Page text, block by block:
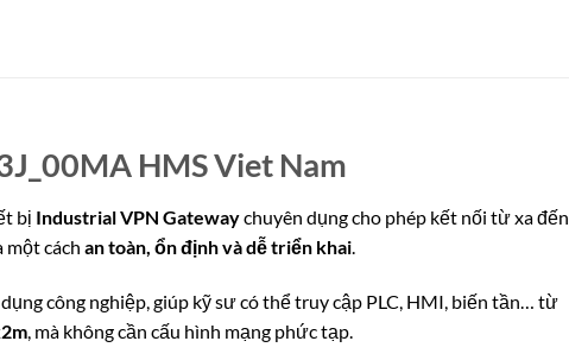
HMS Viet Nam
bị Industrial VPN Gatewaychuyên dụng cho phép kết nối từ xa đến
một cách an toàn, ổn định và dễ triển khai
công nghiệp, giúp kỹ sư có thể truy cập PLC, HMI, biến tần… từ
, mà không cần cấu hình mạng phức tạp.